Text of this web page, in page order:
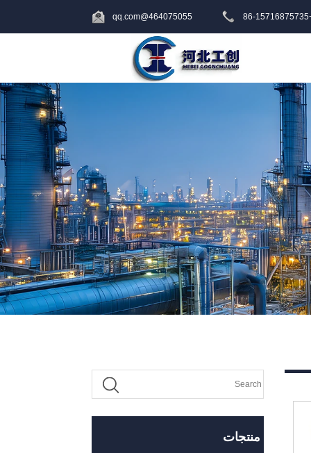
+86-
464075055@qq.com
منتجات